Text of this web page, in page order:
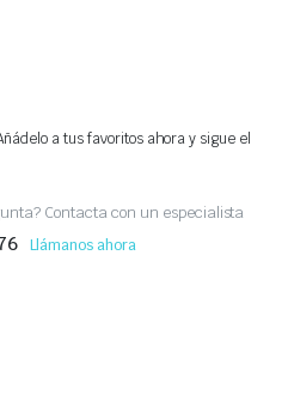
a tus favoritos ahora y sigue el
Contacta con un especialista
Llámanos ahora